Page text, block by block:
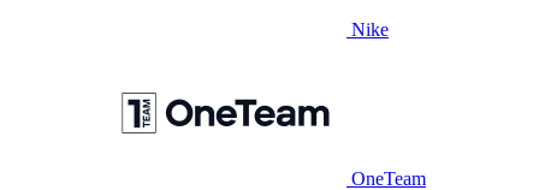
Nike
OneTeam